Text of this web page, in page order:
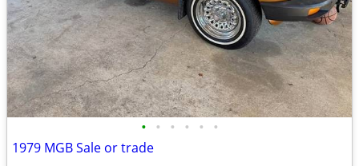
• • • • • •
1979 MGB Sale or trade